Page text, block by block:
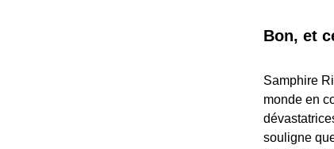
Bon, et
Samphire
monde en
souligne